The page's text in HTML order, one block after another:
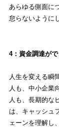
あらゆる側面に
怠らないように
4：資金調達がで
人生を変える瞬
人も、中小企業
人も、長期的な
は、キャッシュ
ェーンを理解し